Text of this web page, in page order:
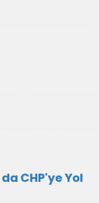
CHP'ye Yol